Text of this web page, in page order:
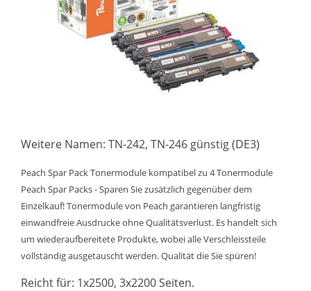
Weitere Namen: TN-242, TN-246 günstig (DE3)
Peach Spar Pack Tonermodule kompatibel zu 4 Tonermodule
Peach Spar Packs - Sparen Sie zusätzlich gegenüber dem
Einzelkauf! Tonermodule von Peach garantieren langfristig
einwandfreie Ausdrucke ohne Qualitätsverlust. Es handelt sich
um wiederaufbereitete Produkte, wobei alle Verschleissteile
vollständig ausgetauscht werden. Qualität die Sie spüren!
Reicht für: 1x2500, 3x2200 Seiten.